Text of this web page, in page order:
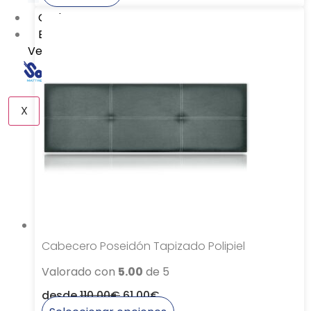
Outlet
Especial
Verano
X
producto
opciones
en
Cabecero Poseidón Tapizado Polipiel
Valorado con 5.00 de 5
desde110,00€61,00€